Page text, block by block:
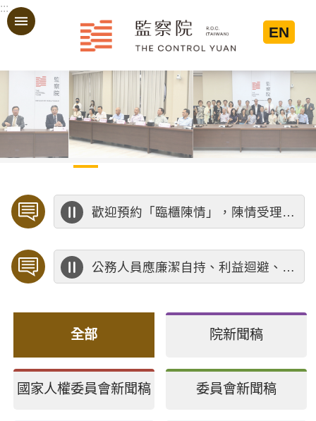
跳到主要內容區塊
:::
EN
歡迎預約「臨櫃陳情」，陳情受理中心將優先排定人員與您接談，釐清案情爭點後收案處理，以節省您的寶貴時間。
公務人員應廉潔自持、利益迴避、依法公正執行公務～考試院公務人員保障暨培訓委員會～
全部 院新聞稿
國家人權委員會新聞稿 委員會新聞稿